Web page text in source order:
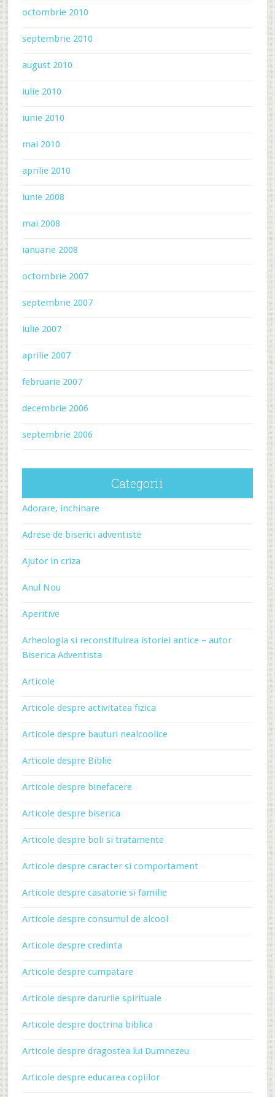
octombrie 2010
septembrie 2010
august 2010
iulie 2010
iunie 2010
mai 2010
aprilie 2010
iunie 2008
mai 2008
ianuarie 2008
octombrie 2007
septembrie 2007
iulie 2007
aprilie 2007
februarie 2007
decembrie 2006
septembrie 2006
Categorii
Adorare, inchinare
Adrese de biserici adventiste
Ajutor in criza
Anul Nou
Aperitive
Arheologia si reconstituirea istoriei antice – autor
Biserica Adventista
Articole
Articole despre activitatea fizica
Articole despre bauturi nealcoolice
Articole despre Biblie
Articole despre binefacere
Articole despre biserica
Articole despre boli si tratamente
Articole despre caracter si comportament
Articole despre casatorie si familie
Articole despre consumul de alcool
Articole despre credinta
Articole despre cumpatare
Articole despre darurile spirituale
Articole despre doctrina biblica
Articole despre dragostea lui Dumnezeu
Articole despre educarea copiilor